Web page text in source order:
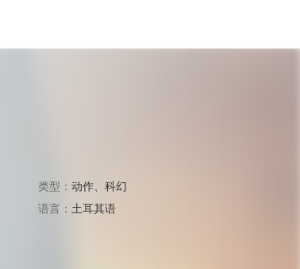
类型：动作 、科幻
语言： 土耳其语